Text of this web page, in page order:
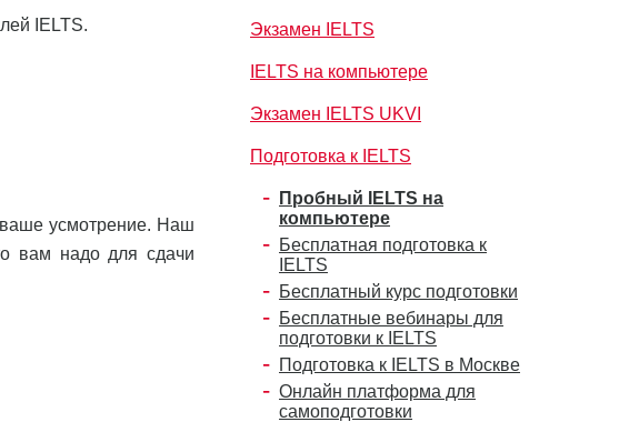
IELTS.
ваше усмотрение. Наш
вам надо для сдачи
Экзамен IELTS
IELTS на компьютере
Экзамен IELTS UKVI
Подготовка к IELTS
Пробный IELTS на
компьютере
Бесплатная подготовка к
IELTS
Бесплатный курс подготовки
Бесплатные вебинары для
подготовки к IELTS
Подготовка к IELTS в Москве
Онлайн платформа для
самоподготовки